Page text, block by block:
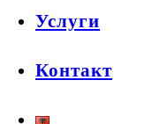
Услуги
Контакт